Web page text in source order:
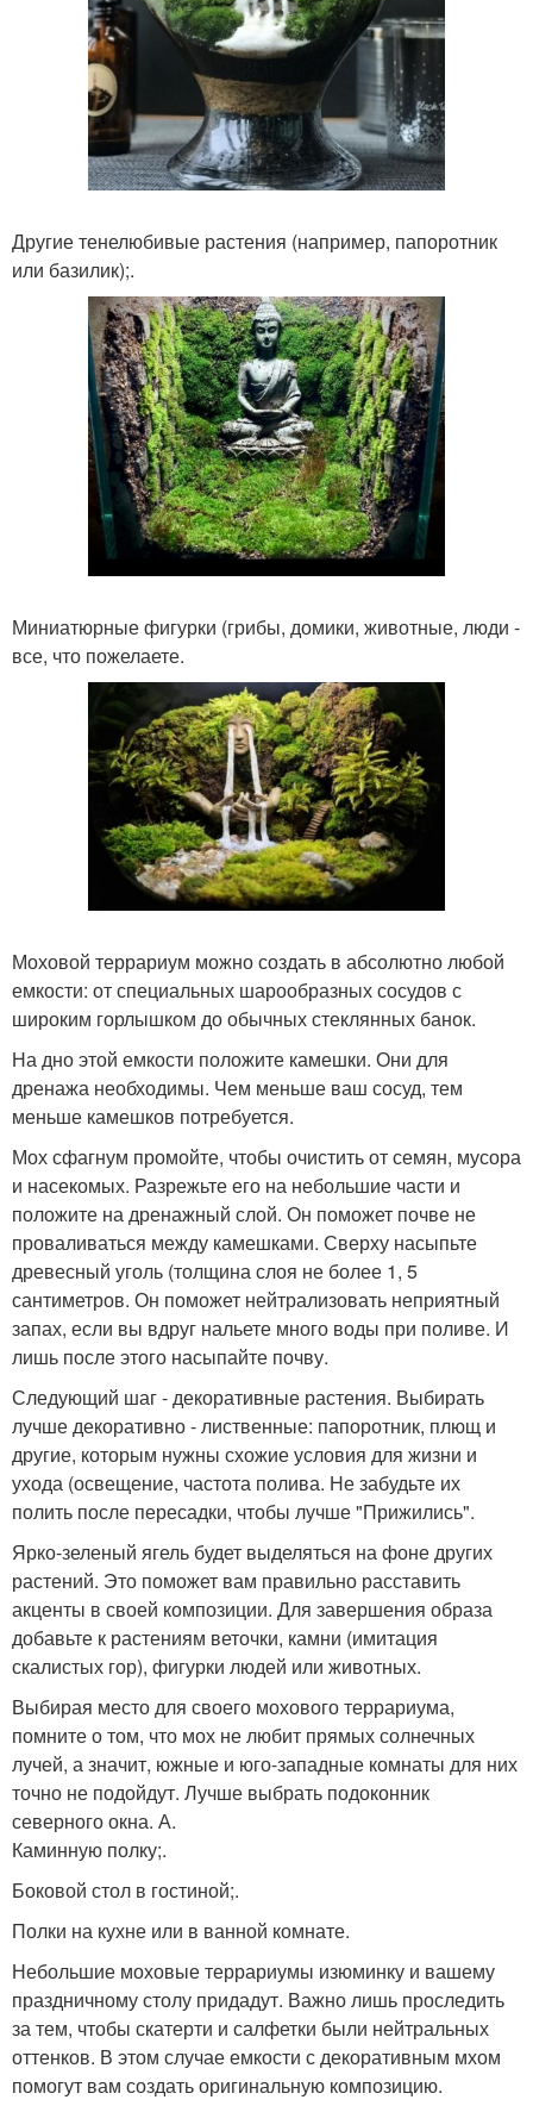
Другие тенелюбивые растения (например, папоротник
или базилик);.
Миниатюрные фигурки (грибы, домики, животные, люди -
все, что пожелаете.
Моховой террариум можно создать в абсолютно любой
емкости: от специальных шарообразных сосудов с
широким горлышком до обычных стеклянных банок.
На дно этой емкости положите камешки. Они для
дренажа необходимы. Чем меньше ваш сосуд, тем
меньше камешков потребуется.
Мох сфагнум промойте, чтобы очистить от семян, мусора
и насекомых. Разрежьте его на небольшие части и
положите на дренажный слой. Он поможет почве не
проваливаться между камешками. Сверху насыпьте
древесный уголь (толщина слоя не более 1, 5
сантиметров. Он поможет нейтрализовать неприятный
запах, если вы вдруг нальете много воды при поливе. И
лишь после этого насыпайте почву.
Следующий шаг - декоративные растения. Выбирать
лучше декоративно - лиственные: папоротник, плющ и
другие, которым нужны схожие условия для жизни и
ухода (освещение, частота полива. Не забудьте их
полить после пересадки, чтобы лучше "Прижились".
Ярко-зеленый ягель будет выделяться на фоне других
растений. Это поможет вам правильно расставить
акценты в своей композиции. Для завершения образа
добавьте к растениям веточки, камни (имитация
скалистых гор), фигурки людей или животных.
Выбирая место для своего мохового террариума,
помните о том, что мох не любит прямых солнечных
лучей, а значит, южные и юго-западные комнаты для них
точно не подойдут. Лучше выбрать подоконник
северного окна. А.
Каминную полку;.
Боковой стол в гостиной;.
Полки на кухне или в ванной комнате.
Небольшие моховые террариумы изюминку и вашему
праздничному столу придадут. Важно лишь проследить
за тем, чтобы скатерти и салфетки были нейтральных
оттенков. В этом случае емкости с декоративным мхом
помогут вам создать оригинальную композицию.